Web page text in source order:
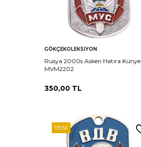
Sepete
Ekle
GÖKÇEKOLEKSIYON
Rusya 2000s Askeri Hatıra Künye
MVM2202
350,00 TL
YENI